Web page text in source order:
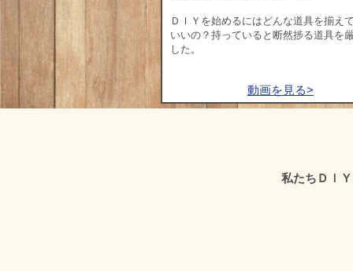
ＤＩＹを始めるにはどんな道具を揃え
いいの？持っていると断然捗る道具を
した。
動画を見る>
私たちＤＩ